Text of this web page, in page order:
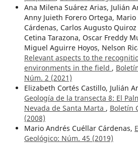
Ana Milena Suárez Arias, Julián
Anny Juieth Forero Ortega,
Cárdenas, Carlos Augusto
Cetina Tarazona, Oscar Freddy
Miguel Aguirre Hoyos, Nelson
Relevant aspects to the
environments in the field ,
Núm. 2 (2021)
Elizabeth Cortés Castillo, Julián
Geología de la transecta 8: El
Nevada de Santa Marta , Boletín
(2008)
Mario Andrés Cuéllar Cárdenas,
Geológico: Núm. 45 (2019)